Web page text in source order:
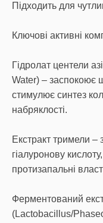
Підходить для
Ключові активні
Гідролат центели
Water) – заспокоює
стимулює синтез
набряклості.
Екстракт тримели –
гіалуронову
протизапальні
Ферментований
(Lactobacillus/